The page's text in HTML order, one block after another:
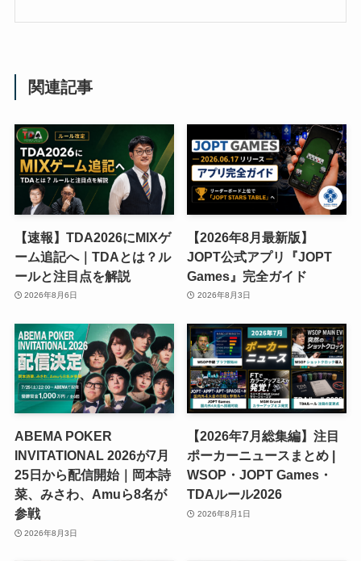
関連記事
【速報】TDA2026にMIXゲ
ーム追記へ｜TDAとは？ル
ールと注目点を解説
2026年8月6日
【2026年8月最新版】
JOPT公式アプリ『JOPT
Games』完全ガイド
2026年8月3日
ABEMA POKER
INVITATIONAL 2026が7月
25日から配信開始｜岡本詩
菜、みさわ、Amuら8名が
参戦
2026年8月3日
【2026年7月総集編】注目
ポーカーニュースまとめ |
WSOP・JOPT Games・
TDAルール2026
2026年8月1日